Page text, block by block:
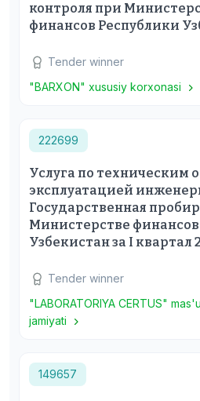
контроля при
финансов Республики
Tender winner
"BARXON" xususiy korxonasi
222699
Услуга по техническим
эксплуатацией
Государственная
Министерстве
Узбекистан за I квартал
Tender winner
"LABORATORIYA CERTUS"
jamiyati
149657